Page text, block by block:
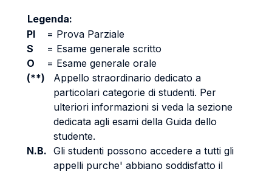
Legenda:
PI
= Prova Parziale
S
= Esame generale scritto
O
= Esame generale orale
(**)
Appello straordinario dedicato a
particolari categorie di studenti. Per
ulteriori informazioni si veda la sezione
dedicata agli esami della Guida dello
studente.
N.B. Gli studenti possono accedere a tutti gli
appelli purche' abbiano soddisfatto il